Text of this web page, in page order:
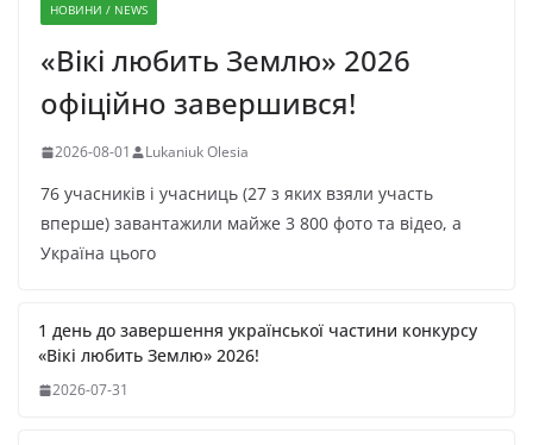
НОВИНИ / NEWS
«Вікі любить Землю» 2026
офіційно завершився!
2026-08-01 Lukaniuk Olesia
76 учасників і учасниць (27 з яких взяли участь
вперше) завантажили майже 3 800 фото та відео, а
Україна цього
1 день до завершення української частини конкурсу
«Вікі любить Землю» 2026!
2026-07-31